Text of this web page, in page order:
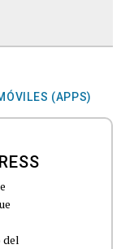
(APPS)
del